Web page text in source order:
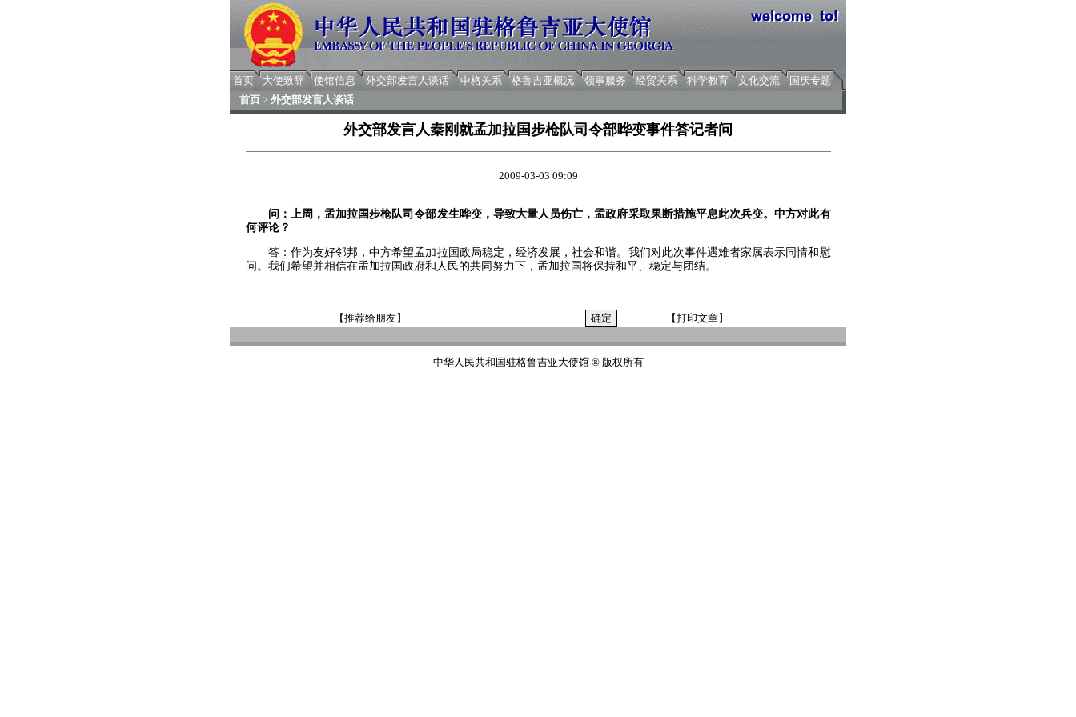
首页 大使致辞 使馆信息 外交部发言人谈话 中格关系 格鲁吉亚概况 领事服务 经贸关系 科学教育 文化交流
国庆专题
首页 > 外交部发言人谈话
外交部发言人秦刚就孟加拉国步枪队司令部哗变事件答记者问
2009-03-03 09:09
问：上周，孟加拉国步枪队司令部发生哗变，导致大量人员伤亡，孟政府采取果断措施平息此次兵变。中方对此有
何评论？
答：作为友好邻邦，中方希望孟加拉国政局稳定，经济发展，社会和谐。我们对此次事件遇难者家属表示同情和慰
问。我们希望并相信在孟加拉国政府和人民的共同努力下，孟加拉国将保持和平、稳定与团结。
【推荐给朋友】 【打印文章】
中华人民共和国驻格鲁吉亚大使馆 ® 版权所有